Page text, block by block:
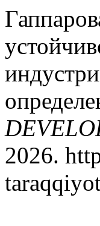
2026.